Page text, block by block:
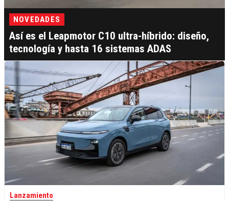
NOVEDADES
Así es el Leapmotor C10 ultra-híbrido: diseño,
tecnología y hasta 16 sistemas ADAS
Lanzamiento